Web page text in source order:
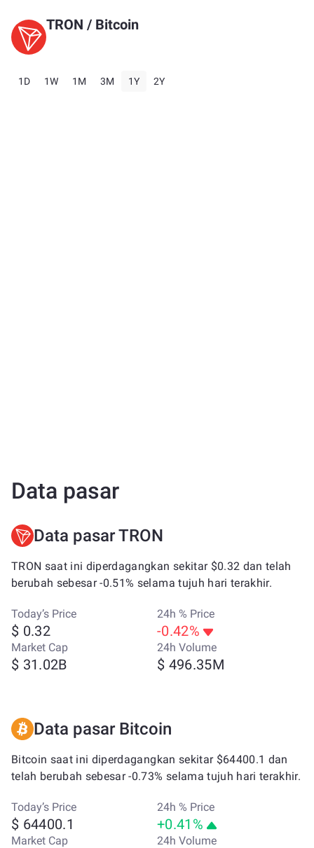
TRON / Bitcoin
1D 1W 1M 3M 1Y 2Y
Data pasar
Data pasar TRON
TRON saat ini diperdagangkan sekitar $0.32 dan telah
berubah sebesar -0.51% selama tujuh hari terakhir.
Today’s Price
$ 0.32
24h % Price
-0.42%
Market Cap
$ 31.02B
24h Volume
$ 496.35M
Data pasar Bitcoin
Bitcoin saat ini diperdagangkan sekitar $64400.1 dan
telah berubah sebesar -0.73% selama tujuh hari terakhir.
Today’s Price
$ 64400.1
24h % Price
+0.41%
Market Cap 24h Volume